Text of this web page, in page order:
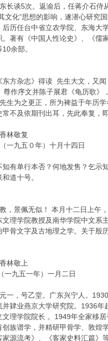
长谈5次。返渝后，任蒋介石侍
文化”思想的影响，遂潜心研究
历任台中省立农学院、东海大
著有《中国人性论史》、《儒
余部。
《东方杂志》得读 先生大文
作序文并陈子展君《龟历歌》
生为之更正，所为裨益于年历学
不及依期刊出耳，先此奉复，
复
十月十四日
有单行本否？何地发售？乞示
道十号。
教，景佩无似！ 本月十二日
理学院教授及南华学院中文系
骨文字及古地理之学。关于殷
上
一月二日
，号乙堂。广东兴宁人。
肄业燕京大学研究院。1936
理学院院长 。1949年全家移
族谱学，并精研甲骨学、敦煌
源流考》、《客家史料汇篇》